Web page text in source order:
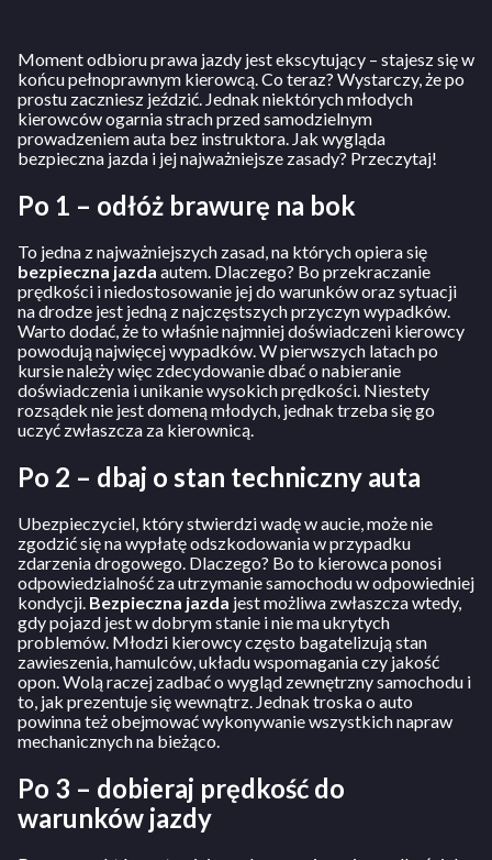
Moment odbioru prawa jazdy jest ekscytujący – stajesz się w
końcu pełnoprawnym kierowcą. Co teraz? Wystarczy, że po
prostu zaczniesz jeździć. Jednak niektórych młodych
kierowców ogarnia strach przed samodzielnym
prowadzeniem auta bez instruktora. Jak wygląda
bezpieczna jazda i jej najważniejsze zasady? Przeczytaj!
Po 1 – odłóż brawurę na bok
To jedna z najważniejszych zasad, na których opiera się
bezpieczna jazda autem. Dlaczego? Bo przekraczanie
prędkości i niedostosowanie jej do warunków oraz sytuacji
na drodze jest jedną z najczęstszych przyczyn wypadków.
Warto dodać, że to właśnie najmniej doświadczeni kierowcy
powodują najwięcej wypadków. W pierwszych latach po
kursie należy więc zdecydowanie dbać o nabieranie
doświadczenia i unikanie wysokich prędkości. Niestety
rozsądek nie jest domeną młodych, jednak trzeba się go
uczyć zwłaszcza za kierownicą.
Po 2 – dbaj o stan techniczny auta
Ubezpieczyciel, który stwierdzi wadę w aucie, może nie
zgodzić się na wypłatę odszkodowania w przypadku
zdarzenia drogowego. Dlaczego? Bo to kierowca ponosi
odpowiedzialność za utrzymanie samochodu w odpowiedniej
kondycji. Bezpieczna jazda jest możliwa zwłaszcza wtedy,
gdy pojazd jest w dobrym stanie i nie ma ukrytych
problemów. Młodzi kierowcy często bagatelizują stan
zawieszenia, hamulców, układu wspomagania czy jakość
opon. Wolą raczej zadbać o wygląd zewnętrzny samochodu i
to, jak prezentuje się wewnątrz. Jednak troska o auto
powinna też obejmować wykonywanie wszystkich napraw
mechanicznych na bieżąco.
Po 3 – dobieraj prędkość do
warunków jazdy